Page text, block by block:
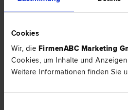
Cookies
Wir, die FirmenABC Marketing
Cookies, um Inhalte und
Weitere Informationen finden Sie
2 Anwälte -